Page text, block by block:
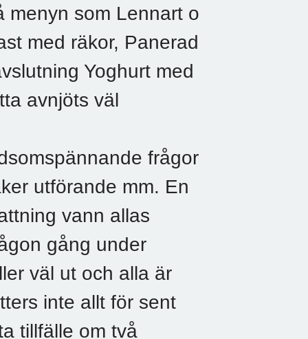
menyn som Lennart o
med räkor, Panerad
Yoghurt med
avnjöts väl
frågor
utförande mm. En
vann allas
gång under
väl ut och alla är
inte allt för sent
tillfälle om två